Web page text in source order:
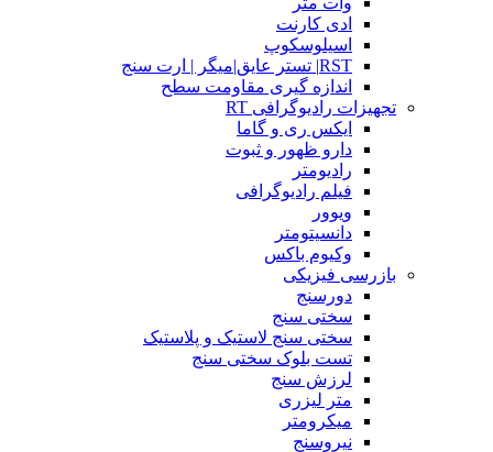
ادی کارنت
اسیلوسکوپ
RST| تستر عایق|میگر | ارت سنج
اندازه گیری مقاومت سطح
تجهیزات رادیوگرافی RT
ایکس ری و گاما
دارو ظهور و ثبوت
رادیومتر
فیلم رادیوگرافی
ویوور
دانسیتومتر
وکیوم باکس
بازرسی فیزیکی
دورسنج
سختی سنج
سختی سنج لاستیک و پلاستیک
تست بلوک سختی سنج
لرزش سنج
متر لیزری
میکرومتر
نیروسنج